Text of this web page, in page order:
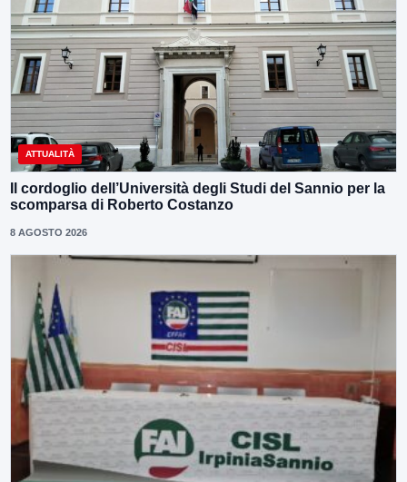
ATTUALITÀ
Il cordoglio dell’Università degli Studi del Sannio per la
scomparsa di Roberto Costanzo
8 AGOSTO 2026